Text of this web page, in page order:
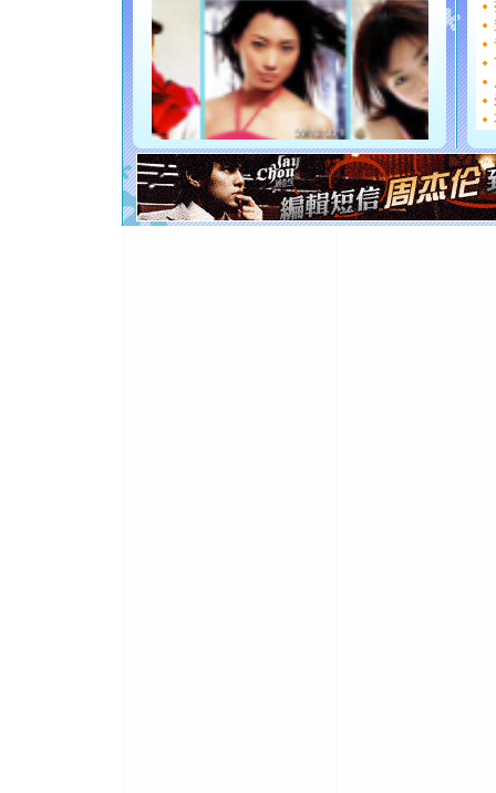
要平安
[圣诞节]
能正大
都要快乐
[圣诞节]
如意,快
[元旦]看
断电。爱
你是我专
[元旦]如